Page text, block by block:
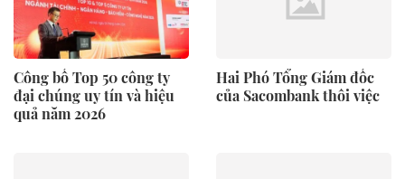
Công bố Top 50 công ty
đại chúng uy tín và hiệu
quả năm 2026
Hai Phó Tổng Giám đốc
của Sacombank thôi việc